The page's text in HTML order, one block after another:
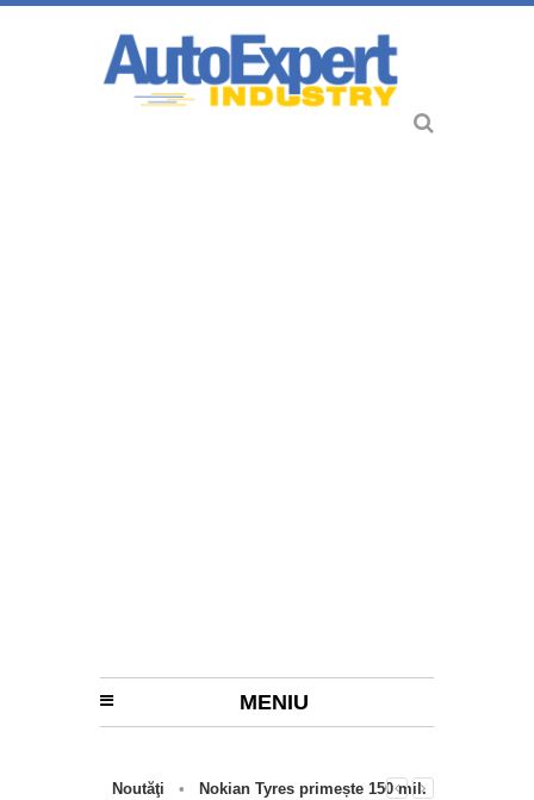
MENIU
Noutăţi •
Nokian Tyres primește 150 mil.